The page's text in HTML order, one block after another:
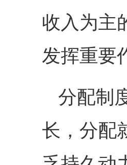
收入为主
发挥重
分配制
长，分配